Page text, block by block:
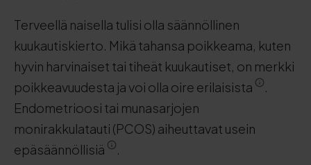
Terveellä naisella tulisi olla säännöllinen
kuukautiskierto. Mikä tahansa poikkeama, kuten
hyvin harvinaiset tai tiheät kuukautiset, on merkki
poikkeavuudesta ja voi olla oire erilaisista
.
Endometrioosi tai munasarjojen
monirakkulatauti (PCOS) aiheuttavat usein
epäsäännöllisiä
.